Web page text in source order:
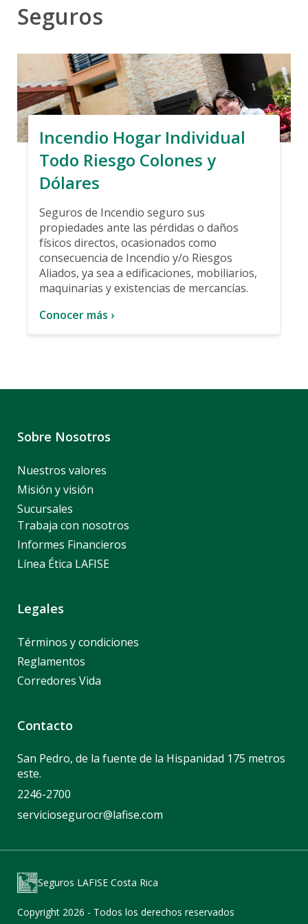
Seguros
Incendio Hogar Individual
Todo Riesgo Colones y
Dólares
Seguros de Incendio seguro sus
propiedades ante las pérdidas o daños
físicos directos, ocasionados como
consecuencia de Incendio y/o Riesgos
Aliados, ya sea a edificaciones, mobiliarios,
maquinarias y existencias de mercancías.
Conocer más ›
Sobre Nosotros
Nuestros valores
Misión y visión
Sucursales
Trabaja con nosotros
Informes Financieros
Línea Ética LAFISE
Legales
Términos y condiciones
Reglamentos
Corredores Vida
Contacto
San Pedro, de la fuente de la Hispanidad 175 metros
este.
2246-2700
serviciosegurocr@lafise.com
Seguros LAFISE Costa Rica
Copyright 2026 - Todos los derechos reservados